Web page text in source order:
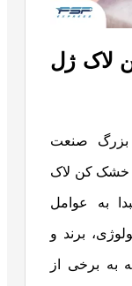
لاک ژل
بزرگ صنعت
خشک کن لاک
به عوامل
برند و
به برخی از